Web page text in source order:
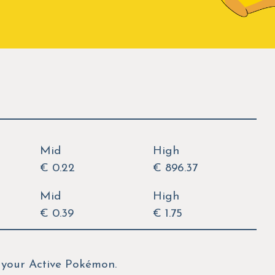
Mid
€ 0.22
High
€ 896.37
Mid
€ 0.39
High
€ 1.75
Active Pokémon.